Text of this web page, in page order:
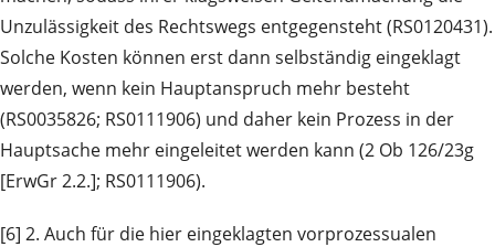
Unzulässigkeit des Rechtswegs entgegensteht (RS0120431).
Solche Kosten können erst dann selbständig eingeklagt
werden, wenn kein Hauptanspruch mehr besteht
(RS0035826; RS0111906) und daher kein Prozess in der
Hauptsache mehr eingeleitet werden kann (2 Ob 126/23g
[ErwGr 2.2.]; RS0111906).
[6] 2. Auch für die hier eingeklagten vorprozessualen